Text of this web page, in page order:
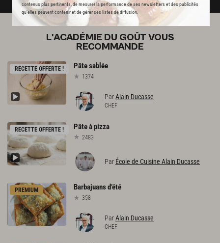
contenus plus pertinents, de mesurer la performance de ses newsletters et des publicités
qu’elles peuvent contenir et de gérer ses listes de diffusion.
L'ACADÉMIE DU GOÛT VOUS
RECOMMANDE
RECETTE OFFERTE ! Pâtesablée
1374
ParAlain Ducasse
CHEF
RECETTE OFFERTE ! Pâteàpizza
2483
Par École de Cuisine Alain Ducasse
PREMIUM Barbajuansd’été
358
ParAlain Ducasse
CHEF